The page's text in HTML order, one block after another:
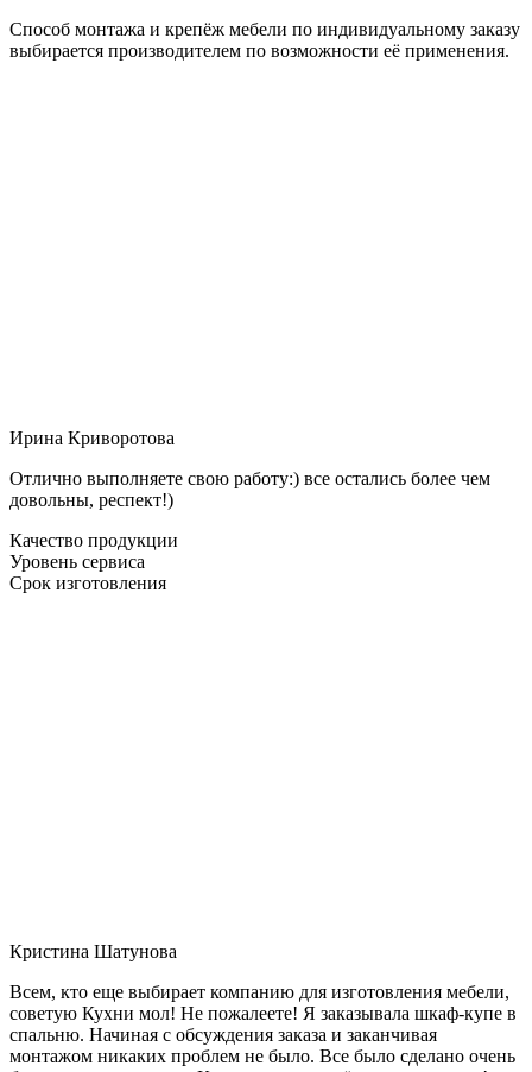
Способ монтажа и крепёж мебели по индивидуальному заказу
выбирается производителем по возможности её применения.
Ирина Криворотова
Отлично выполняете свою работу:) все остались более чем
довольны, респект!)
Качество продукции
Уровень сервиса
Срок изготовления
Кристина Шатунова
Всем, кто еще выбирает компанию для изготовления мебели,
советую Кухни мол! Не пожалеете! Я заказывала шкаф-купе в
спальню. Начиная с обсуждения заказа и заканчивая
монтажом никаких проблем не было. Все было сделано очень